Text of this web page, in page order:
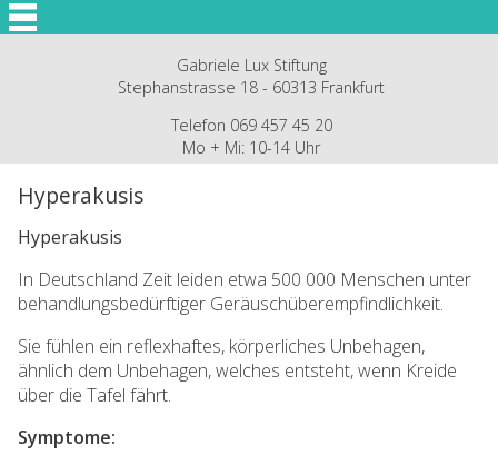
Gabriele Lux Stiftung
Stephanstrasse 18 - 60313 Frankfurt
Telefon 069 457 45 20
Mo + Mi: 10-14 Uhr
Hyperakusis
Hyperakusis
In Deutschland Zeit leiden etwa 500 000 Menschen unter
behandlungsbedürftiger Geräuschüberempfindlichkeit.
Sie fühlen ein reflexhaftes, körperliches Unbehagen,
ähnlich dem Unbehagen, welches entsteht, wenn Kreide
über die Tafel fährt.
Symptome: